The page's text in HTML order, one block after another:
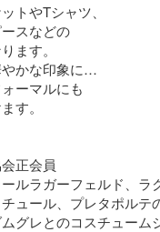
トやTシャツ、
スなどの
ます。
やかな印象に…
ーマルにも
す。
正会員
ルラガーフェルド、ラ
ュール、プレタポルテ
グレとのコスチューム